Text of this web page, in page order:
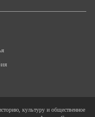
культуру и общественное